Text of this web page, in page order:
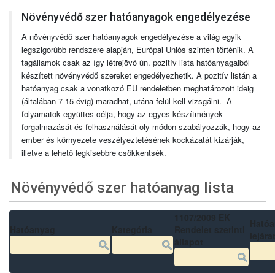
Növényvédő szer hatóanyagok engedélyezése
A növényvédő szer hatóanyagok engedélyezése a világ egyik
legszigorúbb rendszere alapján, Európai Uniós szinten történik. A
tagállamok csak az így létrejövő ún. pozitív lista hatóanyagaiból
készített növényvédő szereket engedélyezhetik. A pozitív listán a
hatóanyag csak a vonatkozó EU rendeletben meghatározott ideig
(általában 7-15 évig) maradhat, utána felül kell vizsgálni. A
folyamatok együttes célja, hogy az egyes készítmények
forgalmazását és felhasználását oly módon szabályozzák, hogy az
ember és környezete veszélyeztetésének kockázatát kizárják,
illetve a lehető legkisebbre csökkentsék.
Növényvédő szer hatóanyag lista